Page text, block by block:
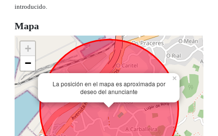
introducido.
Mapa
La posición en el mapa es aproximada por
deseo del anunciante
×
+
−